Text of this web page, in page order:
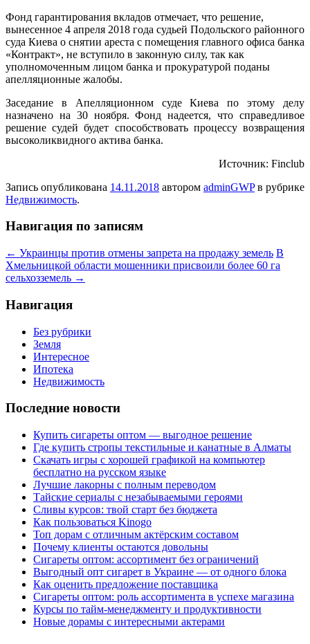
Фонд гарантирования вкладов отмечает, что решение,
вынесенное 4 апреля 2018 года судьей Подольского районного
суда Киева о снятии ареста с помещения главного офиса банка
«Контракт», не вступило в законную силу, так как
уполномоченным лицом банка и прокуратурой поданы
апелляционные жалобы.
Заседание в Апелляционном суде Киева по этому делу
назначено на 30 ноября. Фонд надеется, что справедливое
решение судей будет способствовать процессу возвращения
высоколиквидного актива банка.
Источник: Finclub
Запись опубликована 14.11.2018 автором adminGWPв рубрике
Недвижимость.
Навигация по записям
← Украинцы против отмены запрета на продажу земель В
Хмельницкой области мошенники присвоили более 60 га
сельхозземель →
Навигация
Без рубрики
Земля
Интересное
Ипотека
Недвижимость
Последние новости
Купить сигареты оптом — выгодное решение
Где купить стропы текстильные и канатные в Алматы
Скачать игры с хорошей графикой на компьютер
бесплатно на русском языке
Лучшие лакорны с полным переводом
Тайские сериалы с незабываемыми героями
Сливы курсов: твой старт без бюджета
Как пользоваться Kinogo
Топ дорам с отличным актёрским составом
Почему клиенты остаются довольны
Сигареты оптом: ассортимент без ограничений
Выгодный опт сигарет в Украине — от одного блока
Как оценить предложение поставщика
Сигареты оптом: роль ассортимента в успехе магазина
Курсы по тайм-менеджменту и продуктивности
Новые дорамы с интересными актерами